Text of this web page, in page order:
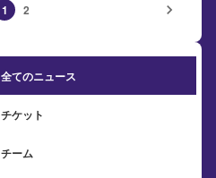
1 2 keyboard_arrow_right
全てのニュース
チケット
チーム